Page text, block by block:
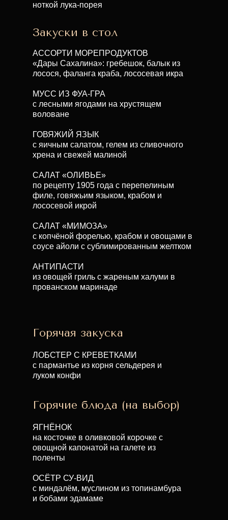
ноткой лука-порея
ЛОБСТЕР С КРЕВЕТКАМИ
с пармантье из корня сельдерея и
луком конфи
ЯГНЁНОК
на косточке в оливковой корочке с
овощной капонатой на галете из
поленты
ОСЁТР СУ-ВИД
с миндалём, муслином из топинамбура
и бобами эдамаме
АССОРТИ МОРЕПРОДУКТОВ
«Дары Сахалина»: гребешок, балык из
лосося, фаланга краба, лососевая икра
МУСС ИЗ ФУА-ГРА
с лесными ягодами на хрустящем
воловане
ГОВЯЖИЙ ЯЗЫК
с яичным салатом, гелем из сливочного
хрена и свежей малиной
САЛАТ «ОЛИВЬЕ»
по рецепту 1905 года с перепелиным
филе, говяжьим языком, крабом и
лососевой икрой
САЛАТ «МИМОЗА»
с копчёной форелью, крабом и овощами в
соусе айоли с сублимированным желтком
АНТИПАСТИ
из овощей гриль с жареным халуми в
прованском маринаде
Закуски в стол
Горячая закуска
Горячие блюда (на выбор)